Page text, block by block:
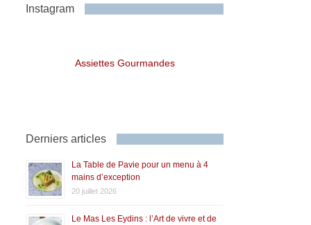
Instagram
Assiettes Gourmandes
Derniers articles
La Table de Pavie pour un menu à 4
mains d’exception
20 juillet 2026
Le Mas Les Eydins : l’Art de vivre et de